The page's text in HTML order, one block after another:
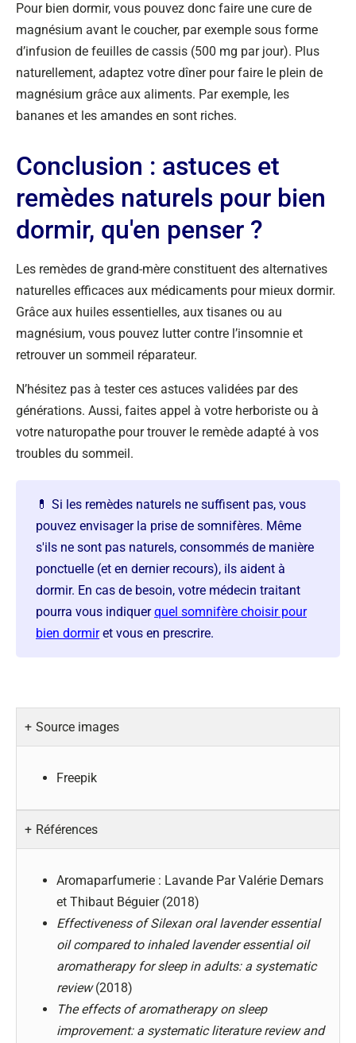
Pour bien dormir, vous pouvez donc faire une cure de
magnésium avant le coucher, par exemple sous forme
d’infusion de feuilles de cassis (500 mg par jour). Plus
naturellement, adaptez votre dîner pour faire le plein de
magnésium grâce aux aliments. Par exemple, les
bananes et les amandes en sont riches.
Conclusion : astuces et
remèdes naturels pour bien
dormir, qu'en penser ?
Les remèdes de grand-mère constituent des alternatives
naturelles efficaces aux médicaments pour mieux dormir.
Grâce aux huiles essentielles, aux tisanes ou au
magnésium, vous pouvez lutter contre l’insomnie et
retrouver un sommeil réparateur.
N’hésitez pas à tester ces astuces validées par des
générations. Aussi, faites appel à votre herboriste ou à
votre naturopathe pour trouver le remède adapté à vos
troubles du sommeil.
💊 Si les remèdes naturels ne suffisent pas, vous
pouvez envisager la prise de somnifères. Même
s'ils ne sont pas naturels, consommés de manière
ponctuelle (et en dernier recours), ils aident à
dormir. En cas de besoin, votre médecin traitant
pourra vous indiquerquel somnifère choisir pour
bien dormiret vous en prescrire.
Source images
Freepik
Références
Aromaparfumerie : Lavande Par Valérie Demars
et Thibaut Béguier (2018)
Effectiveness of Silexan oral lavender essential
oil compared to inhaled lavender essential oil
aromatherapy for sleep in adults: a systematic
review(2018)
The effects of aromatherapy on sleep
improvement: a systematic literature review and